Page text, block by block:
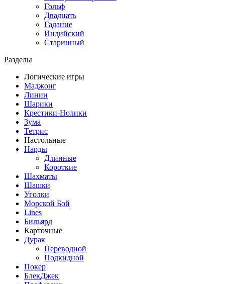
Гольф
Двадцать
Гадание
Индийский
Старинный
Разделы
Логические игры
Маджонг
Линии
Шарики
Крестики-Нолики
Зума
Тетрис
Настольные
Нарды
Длинные
Короткие
Шахматы
Шашки
Уголки
Морской Бой
Lines
Бильярд
Карточные
Дурак
Переводной
Подкидной
Покер
БлекДжек